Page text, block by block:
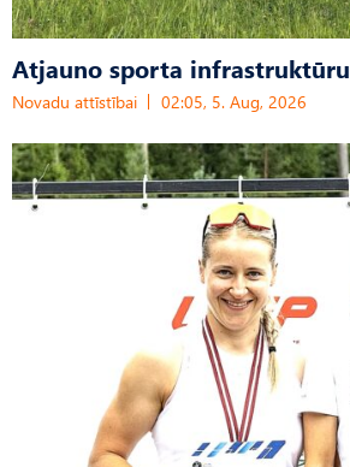
Atjauno sporta infrastruktūru
Novadu attīstībai 02:05, 5. Aug, 2026